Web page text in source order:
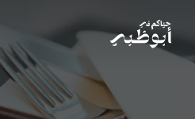
نشاطات لا تفوّتها